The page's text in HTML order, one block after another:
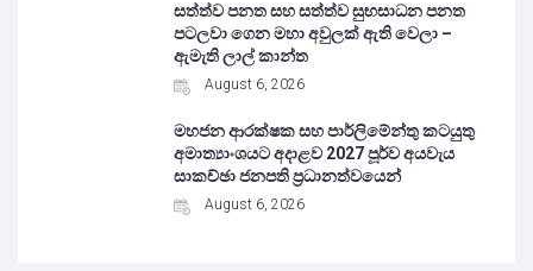
සත්ත්ව පනත සහ සත්ත්ව සුභසාධන පනත
පටලවා ගෙන මහා අවුලක් ඇති වෙලා –
ඇමැති ලාල් කාන්ත
August 6, 2026
මහජන ආරක්ෂක සහ පාර්ලිමේන්තු කටයුතු
අමාත්‍යාංශයට අදාළව 2027 පූර්ව අයවැය
සාකච්ඡා ජනපති ප්‍රධානත්වයෙන්
August 6, 2026